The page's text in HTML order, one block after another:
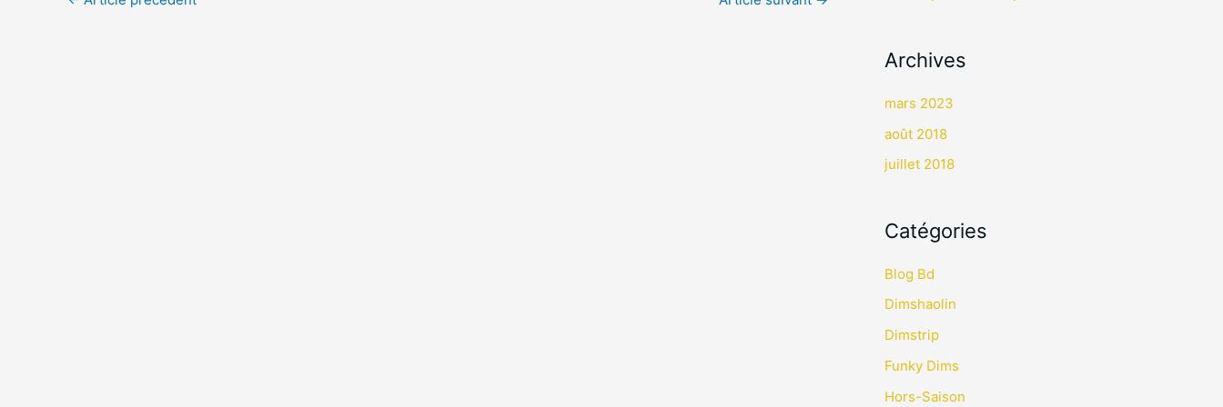
Archives
mars 2023
août 2018
juillet 2018
Catégories
Blog Bd
Dimshaolin
Dimstrip
Funky Dims
Hors-Saison